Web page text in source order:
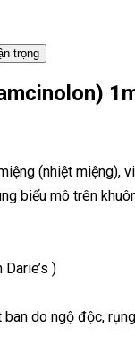
trọng
(nhiệt miệng),
biểu mô trên
)
ban do ngộ độc,